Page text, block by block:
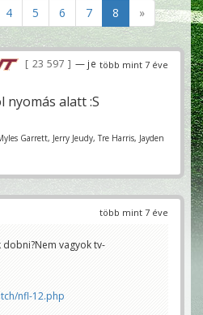
4 5 6 7 8 »
több mint 7 éve
23 597
— je
nyomás alatt :S
Garrett, Jerry Jeudy, Tre Harris, Jayden
több mint 7 éve
vagyok tv-
nfl-12.php